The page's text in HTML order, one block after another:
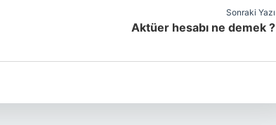
Sonraki Yazı
Aktüer hesabı ne demek ?